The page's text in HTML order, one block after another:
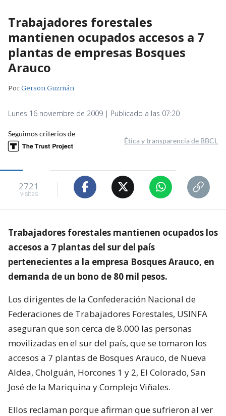
Trabajadores forestales
mantienen ocupados accesos a 7
plantas de empresas Bosques
Arauco
PorGerson Guzmán
Lunes 16 noviembre de 2009 | Publicado a las 07:20
Seguimos criterios de
Ética y transparencia de BBCL
2721
visitas
Trabajadores forestales mantienen ocupados los
accesos a 7 plantas del sur del país
pertenecientes a la empresa Bosques Arauco, en
demanda de un bono de 80 mil pesos.
Los dirigentes de la Confederación Nacional de
Federaciones de Trabajadores Forestales, USINFA
aseguran que son cerca de 8.000 las personas
movilizadas en el sur del país, que se tomaron los
accesos a 7 plantas de Bosques Arauco, de Nueva
Aldea, Cholguán, Horcones 1 y 2, El Colorado, San
José de la Mariquina y Complejo Viñales.
Ellos reclaman porque afirman que sufrieron al ver